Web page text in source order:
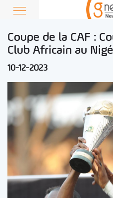
Coupe de la CAF :
Club Africain au
10-12-2023